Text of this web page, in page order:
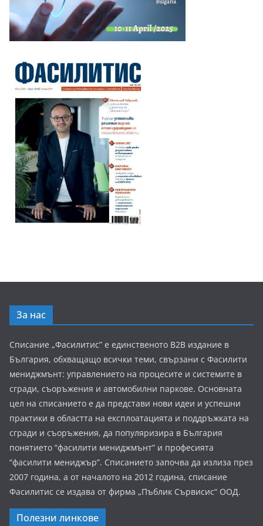
За нас
Списание „Фасилитис” е единственото B2B издание в
България, обхващащо всички теми, свързани с Фасилити
мениджмънт: управлението на процесите и системите в
сгради, съоръжения и автомобилни паркове. Основната
цел на списанието е да представи нови идеи и успешни
практики в областта на експлоатацията и поддръжката на
сгради и съоръжения, да популяризира в България
понятието “фасилити мениджмънт” и професията
“фасилити мениджър”. Списанието започва да излиза през
2007 година, а от началото на 2012 година, списание
Фасилитис се издава от фирма „Пъблик Сървисис“ ООД.
Полезни линкове